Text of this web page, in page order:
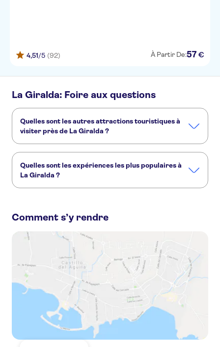
4,51/5 (92) À Partir De:57 €
La Giralda: Foire aux questions
Quelles sont les autres attractions touristiques à
visiter près de La Giralda ?
Cathédrale de Séville
Quelles sont les expériences les plus populaires à
La Giralda ?
Billets coupe-file et visite guidée de la cathédrale de Séville
Comment s’y rendre